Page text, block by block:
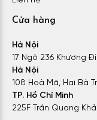
Cửa hàng
Hà Nội
17 Ngõ 236 Khương
Hà Nội
108 Hoà Mã, Hai Bà
TP. Hồ Chí Minh
225F Trần Quang